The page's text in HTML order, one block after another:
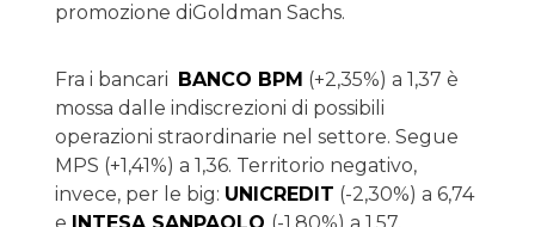
promozione diGoldman Sachs.
Fra i bancari BANCO BPM (+2,35%) a 1,37 è
mossa dalle indiscrezioni di possibili
operazioni straordinarie nel settore. Segue
MPS (+1,41%) a 1,36. Territorio negativo,
invece, per le big: UNICREDIT (-2,30%) a 6,74